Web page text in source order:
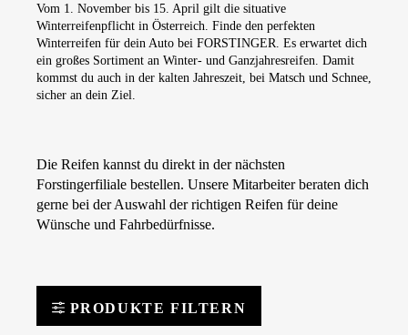
Vom 1. November bis 15. April gilt die situative
Winterreifenpflicht in Österreich. Finde den perfekten
Winterreifen für dein Auto bei FORSTINGER. Es erwartet dich
ein großes Sortiment an Winter- und Ganzjahresreifen. Damit
kommst du auch in der kalten Jahreszeit, bei Matsch und Schnee,
sicher an dein Ziel.
Die Reifen kannst du direkt in der nächsten
Forstingerfiliale bestellen. Unsere Mitarbeiter beraten dich
gerne bei der Auswahl der richtigen Reifen für deine
Wünsche und Fahrbedürfnisse.
PRODUKTE FILTERN